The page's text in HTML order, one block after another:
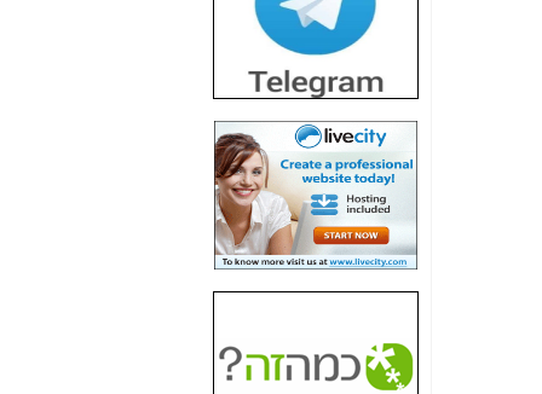
חשיפת מה שלא
רוצים שתדעו בעניין
פריסת אנלימיטד
(בניחוח בלתי נסבל) -
כאן
חשיפה: איוב קרא
אישר לקבוצת סלקום
בדיוק מה שביבי אישר
כאן
האם השר איוב קרא
היה צריך בכלל לחתום
על האישור, שנתן
האם ביבי וקרא קבלו
בכלל תמורה עבור